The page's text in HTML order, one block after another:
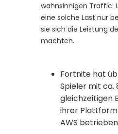
wahnsinnigen Traffic.
eine solche Last nur
sie sich die Leistung
machten.
Fortnite hat
Spieler mit ca.
gleichzeitigen
ihrer
AWS